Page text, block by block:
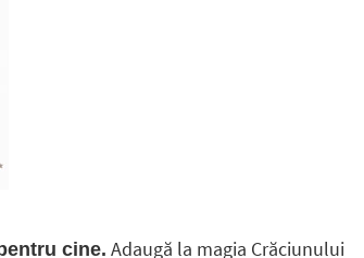
cine. Adaugă la magia Crăciunului